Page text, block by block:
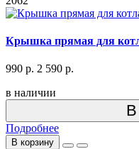
Крышка прямая для
990 р. 2 590 р.
в наличии
В
Подробнее
В корзину